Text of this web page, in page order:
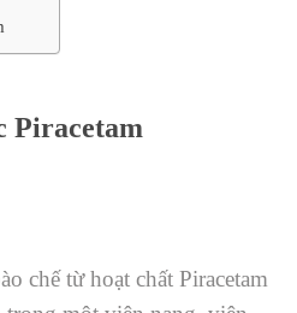
Piracetam
chế từ hoạt chất Piracetam